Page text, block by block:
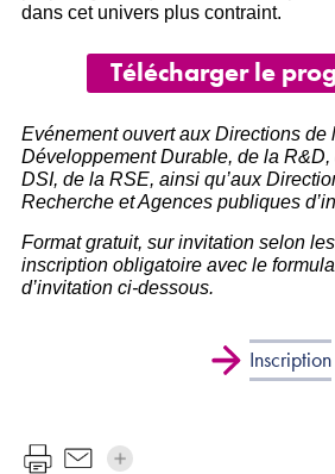
dans cet univers plus contraint.
Télécharger le
Evénement ouvert aux Directions de
Développement Durable, de la
DSI, de la RSE, ainsi qu’aux
Recherche et Agences publiques
Format gratuit, sur invitation selon
inscription obligatoire avec le
d’invitation ci-dessous.
Inscription